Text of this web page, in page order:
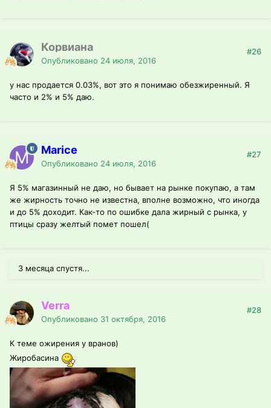
Корвиана
Опубликовано 24 июля, 2016
#26
у нас продается 0.03%, вот это я понимаю обезжиренный. Я
часто и 2% и 5% даю.
Marice
Опубликовано 24 июля, 2016
#27
Я 5% магазинный не даю, но бывает на рынке покупаю, а там
же жирность точно не известна, вполне возможно, что иногда
и до 5% доходит. Как-то по ошибке дала жирный с рынка, у
птицы сразу желтый помет пошел(
3 месяца спустя...
Verra
Опубликовано 31 октября, 2016
#28
К теме ожирения у вранов)
Жиробасина